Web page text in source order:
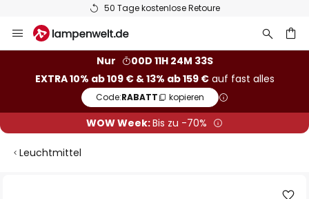
50 Tage kostenlose Retoure
Inhalt
Nur
00D 11H 24M 32S
EXTRA 10% ab 109 € & 13% ab 159 €auf fast alles
Code:RABATT kopieren
WOW Week:Bis zu -70%
Leuchtmittel